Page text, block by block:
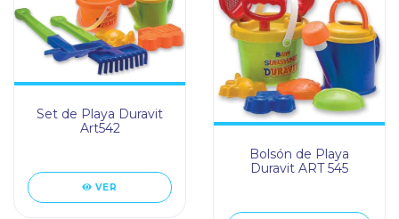
Set de Playa Duravit
Art542
VER
Bolsón de Playa
Duravit ART 545